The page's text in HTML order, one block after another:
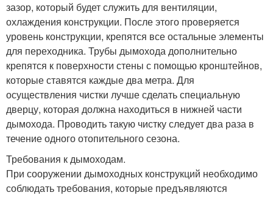
зазор, который будет служить для вентиляции,
охлаждения конструкции. После этого проверяется
уровень конструкции, крепятся все остальные элементы
для переходника. Трубы дымохода дополнительно
крепятся к поверхности стены с помощью кронштейнов,
которые ставятся каждые два метра. Для
осуществления чистки лучше сделать специальную
дверцу, которая должна находиться в нижней части
дымохода. Проводить такую чистку следует два раза в
течение одного отопительного сезона.
Требования к дымоходам.
При сооружении дымоходных конструкций необходимо
соблюдать требования, которые предъявляются